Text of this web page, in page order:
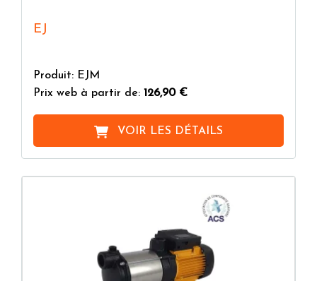
EJ
Produit: EJM
Prix web à partir de: 126,90 €
VOIR LES DÉTAILS